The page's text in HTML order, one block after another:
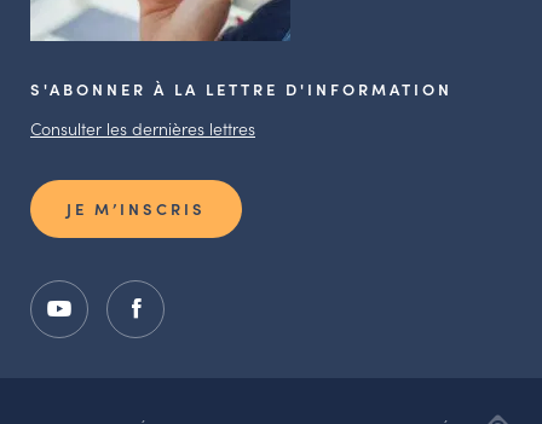
S'ABONNER À LA LETTRE D'INFORMATION
Consulter les dernières lettres
JE M’INSCRIS